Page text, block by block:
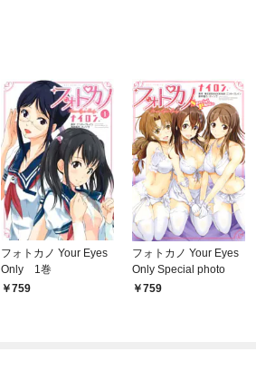
フォトカノ Your Eyes
Only 1巻
759
フォトカノ Your Eyes
Only Special photo
759